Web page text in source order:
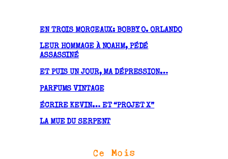
v
s
EN TROIS MORCEAUX: BOBBY O. ORLANDO
LEUR HOMMAGE À NOAHM, PÉDÉ
ASSASSINÉ
ET PUIS UN JOUR, MA DÉPRESSION…
PARFUMS VINTAGE
ÉCRIRE KEVIN… ET “PROJET X”
LA MUE DU SERPENT
Ce Mois